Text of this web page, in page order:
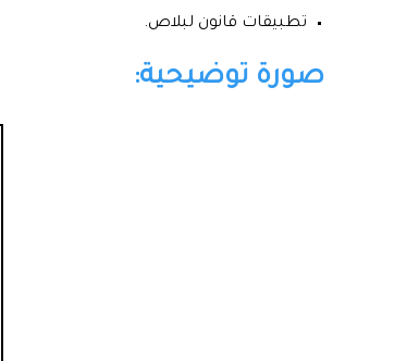
تطبيقات قانون لبلاص.
صورة توضيحية: